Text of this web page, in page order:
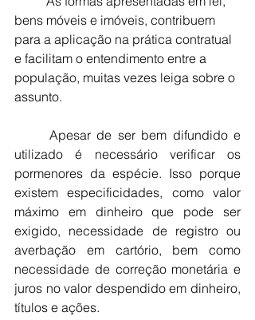
bens móveis e imóveis, contribuem
para a aplicação na prática contratual
e facilitam o entendimento entre a
população, muitas vezes leiga sobre o
assunto.
utilizado é necessário verificar os
pormenores da espécie. Isso porque
existem especificidades, como valor
máximo em dinheiro que pode ser
exigido, necessidade de registro ou
averbação em cartório, bem como
necessidade de correção monetária e
juros no valor despendido em dinheiro,
títulos e ações.